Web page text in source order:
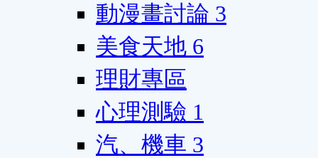
動漫畫討論 3
美食天地 6
理財專區
心理測驗 1
汽、機車 3